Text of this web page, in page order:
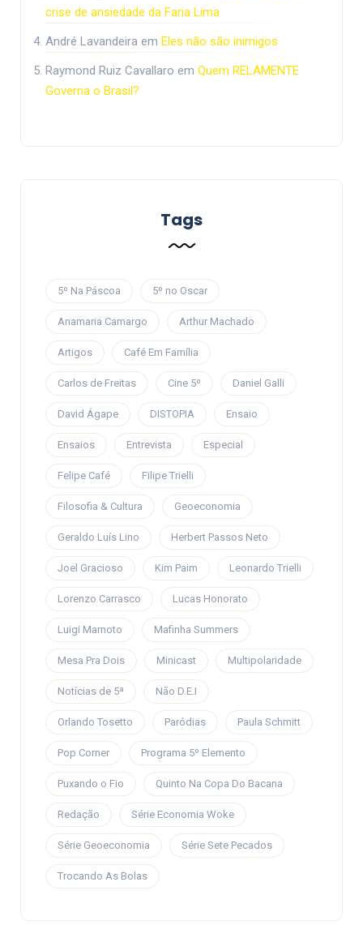
crise de ansiedade da Faria Lima
André Lavandeira em Eles não são inimigos
Raymond Ruiz Cavallaro em Quem RELAMENTE
Governa o Brasil?
Tags
5º Na Páscoa 5º no Oscar
Anamaria Camargo Arthur Machado
Artigos Café Em Família
Carlos de Freitas Cine 5º Daniel Galli
David Ágape DISTOPIA Ensaio
Ensaios Entrevista Especial
Felipe Café Filipe Trielli
Filosofia & Cultura Geoeconomia
Geraldo Luís Lino Herbert Passos Neto
Joel Gracioso Kim Paim Leonardo Trielli
Lorenzo Carrasco Lucas Honorato
Luigi Marnoto Mafinha Summers
Mesa Pra Dois Minicast Multipolaridade
Notícias de 5ª Não D.E.I
Orlando Tosetto Paródias Paula Schmitt
Pop Corner Programa 5º Elemento
Puxando o Fio Quinto Na Copa Do Bacana
Redação Série Economia Woke
Série Geoeconomia Série Sete Pecados
Trocando As Bolas